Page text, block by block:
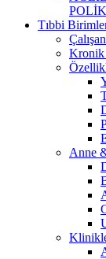
Tıbbi
Kronik
Anne